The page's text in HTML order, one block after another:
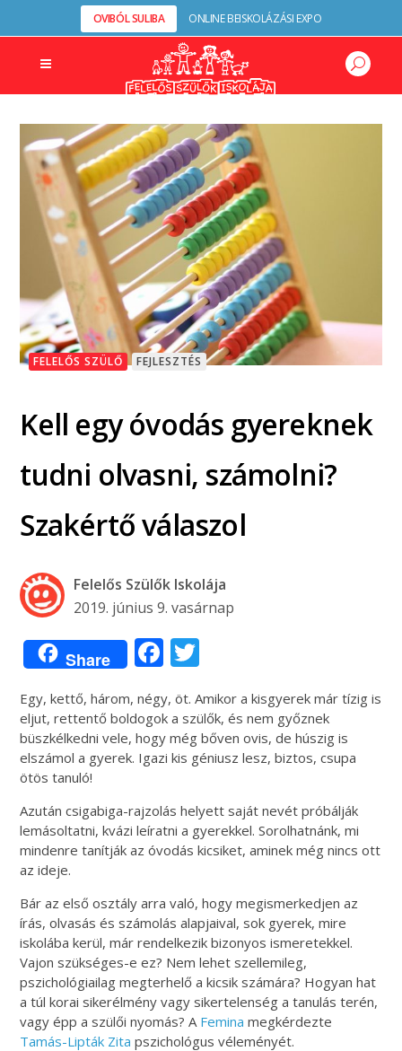
OVIBÓL SULIBA ONLINE BEISKOLÁZÁSI EXPO
FELELŐS SZÜLŐ FEJLESZTÉS
Kell egy óvodás gyereknek
tudni olvasni, számolni?
Szakértő válaszol
Felelős Szülők Iskolája
2019. június 9. vasárnap
Share Facebook
Egy, kettő, három, négy, öt. Amikor a kisgyerek már tízig is
eljut, rettentő boldogok a szülők, és nem győznek
büszkélkedni vele, hogy még bőven ovis, de húszig is
elszámol a gyerek. Igazi kis géniusz lesz, biztos, csupa
ötös tanuló!
Azután csigabiga-rajzolás helyett saját nevét próbálják
lemásoltatni, kvázi leíratni a gyerekkel. Sorolhatnánk, mi
mindenre tanítják az óvodás kicsiket, aminek még nincs ott
az ideje.
Bár az első osztály arra való, hogy megismerkedjen az
írás, olvasás és számolás alapjaival, sok gyerek, mire
iskolába kerül, már rendelkezik bizonyos ismeretekkel.
Vajon szükséges-e ez? Nem lehet szellemileg,
pszichológiailag megterhelő a kicsik számára? Hogyan hat
a túl korai sikerélmény vagy sikertelenség a tanulás terén,
vagy épp a szülői nyomás? A Femina megkérdezte
Tamás-Lipták Zita pszichológus véleményét.